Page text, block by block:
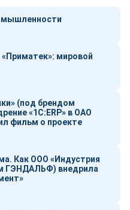
мировой
(под брендом
«1С:ERP» в ОАО
фильм о проекте
ГЭНДАЛЬФ) внедрила